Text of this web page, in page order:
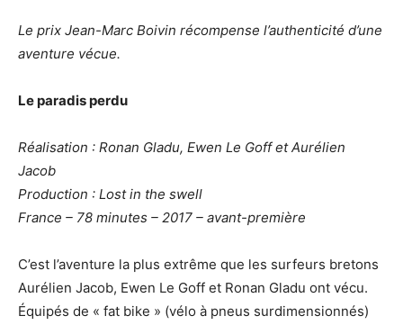
Le prix Jean-Marc Boivin récompense l’authenticité d’une
aventure vécue.
Le paradis perdu
Réalisation : Ronan Gladu, Ewen Le Goff et Aurélien
Jacob
Production : Lost in the swell
France – 78 minutes – 2017 – avant-première
C’est l’aventure la plus extrême que les surfeurs bretons
Aurélien Jacob, Ewen Le Goff et Ronan Gladu ont vécu.
Équipés de « fat bike » (vélo à pneus surdimensionnés)